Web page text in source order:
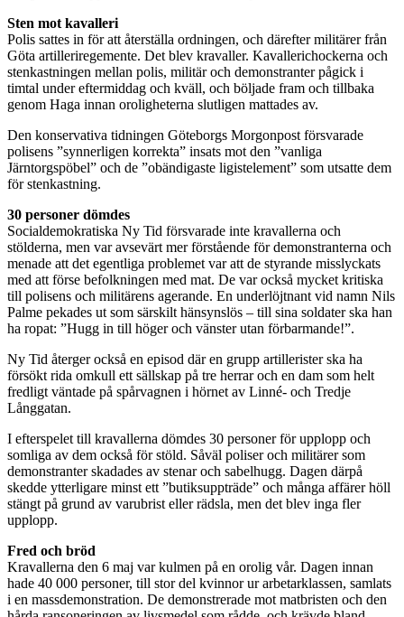
Sten mot kavalleri
Polis sattes in för att återställa ordningen, och därefter militärer från
Göta artilleriregemente. Det blev kravaller. Kavallerichockerna och
stenkastningen mellan polis, militär och demonstranter pågick i
timtal under eftermiddag och kväll, och böljade fram och tillbaka
genom Haga innan oroligheterna slutligen mattades av.
Den konservativa tidningen Göteborgs Morgonpost försvarade
polisens ”synnerligen korrekta” insats mot den ”vanliga
Järntorgspöbel” och de ”obändigaste ligistelement” som utsatte dem
för stenkastning.
30 personer dömdes
Socialdemokratiska Ny Tid försvarade inte kravallerna och
stölderna, men var avsevärt mer förstående för demonstranterna och
menade att det egentliga problemet var att de styrande misslyckats
med att förse befolkningen med mat. De var också mycket kritiska
till polisens och militärens agerande. En underlöjtnant vid namn Nils
Palme pekades ut som särskilt hänsynslös – till sina soldater ska han
ha ropat: ”Hugg in till höger och vänster utan förbarmande!”.
Ny Tid återger också en episod där en grupp artillerister ska ha
försökt rida omkull ett sällskap på tre herrar och en dam som helt
fredligt väntade på spårvagnen i hörnet av Linné- och Tredje
Långgatan.
I efterspelet till kravallerna dömdes 30 personer för upplopp och
somliga av dem också för stöld. Såväl poliser och militärer som
demonstranter skadades av stenar och sabelhugg. Dagen därpå
skedde ytterligare minst ett ”butiksuppträde” och många affärer höll
stängt på grund av varubrist eller rädsla, men det blev inga fler
upplopp.
Fred och bröd
Kravallerna den 6 maj var kulmen på en orolig vår. Dagen innan
hade 40 000 personer, till stor del kvinnor ur arbetarklassen, samlats
i en massdemonstration. De demonstrerade mot matbristen och den